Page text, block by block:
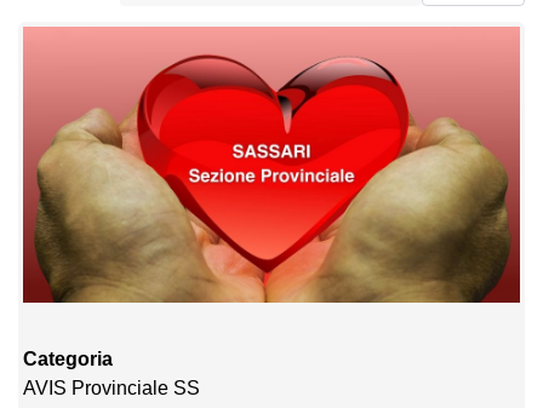
Categoria
AVIS Provinciale SS